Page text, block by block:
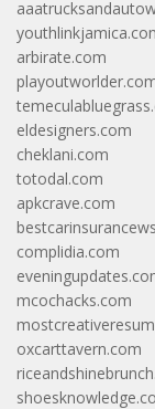
arbirate.com
eldesigners.com
cheklani.com
totodal.com
apkcrave.com
complidia.com
mcochacks.com
oxcarttavern.com